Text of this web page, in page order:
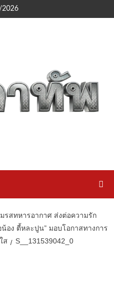
รสทหารอากาศ ส่งต่อความรัก
อง ตี้หละปูน” มอบโอกาสทางการ
ส
S__131539042_0